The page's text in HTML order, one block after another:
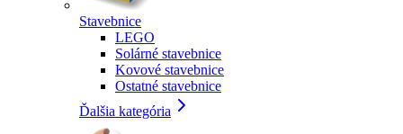
Stavebnice
LEGO
Solárné stavebnice
Kovové stavebnice
Ostatné stavebnice
Ďalšia kategória